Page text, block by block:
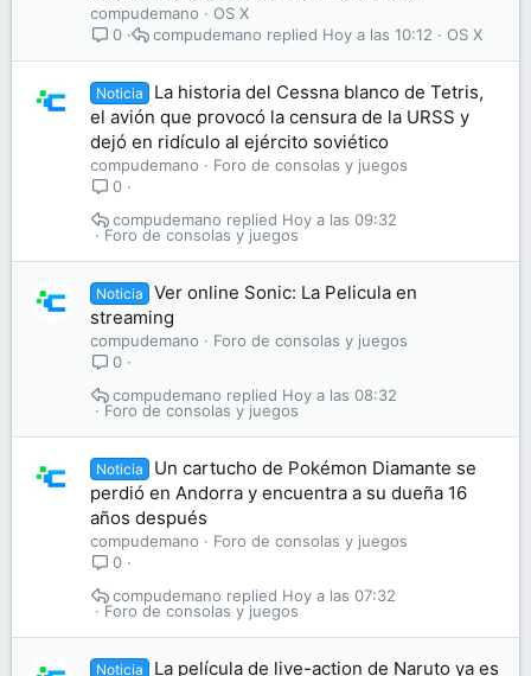
compudemano
OS X
0
OS X
Hoy a las 10:12
compudemano
Noticia
La historia del Cessna blanco de Tetris,
el avión que provocó la censura de la URSS y
dejó en ridículo al ejército soviético
compudemano
Foro de consolas y juegos
0
Foro de consolas y juegos
Hoy a las 09:32
compudemano
Noticia
Ver online Sonic: La Pelicula en
streaming
compudemano
Foro de consolas y juegos
0
Foro de consolas y juegos
Hoy a las 08:32
compudemano
Noticia
Un cartucho de Pokémon Diamante se
perdió en Andorra y encuentra a su dueña 16
años después
compudemano
Foro de consolas y juegos
0
Foro de consolas y juegos
Hoy a las 07:32
compudemano
Noticia La película de live-action de Naruto ya es